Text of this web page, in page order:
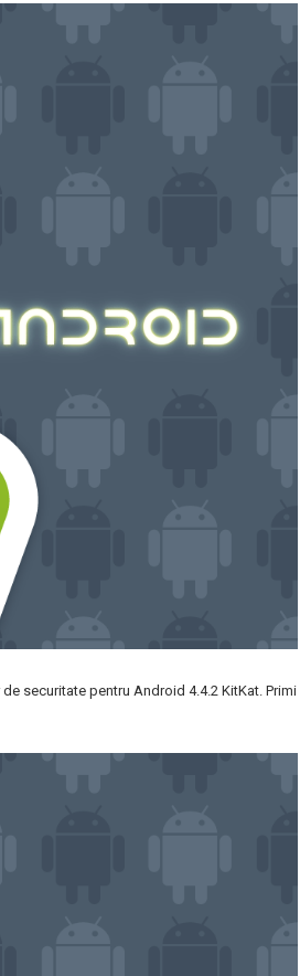
securitate pentru Android 4.4.2 KitKat. Primi